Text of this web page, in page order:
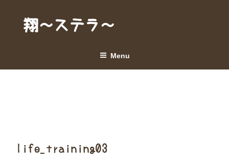
content翔～ステラ～
Menu
life_training03